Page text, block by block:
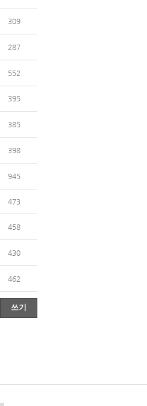
309
287
552
395
385
398
945
473
458
430
462
쓰기